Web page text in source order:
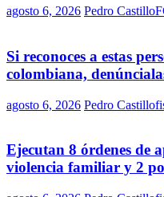
agosto 6, 2026 Pedro Castillo
Si reconoces a estas
colombiana,
agosto 6, 2026 Pedro Castillo
Ejecutan 8 órdenes de
violencia familiar y 2